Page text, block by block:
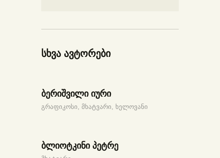
სხვა ავტორები
ბერიშვილი იური
გრაფიკოსი, მხატვარი, ხელოვანი
ბლიოტკინი პეტრე